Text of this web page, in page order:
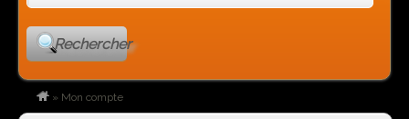
Rechercher
» Mon compte